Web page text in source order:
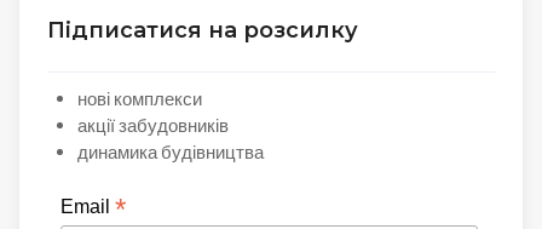
Підписатися на розсилку
нові комплекси
акції забудовників
динамика будівництва
Email *